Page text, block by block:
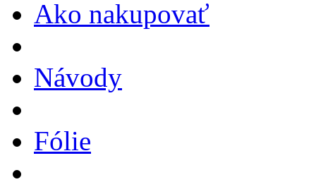
Ako nakupovať
Návody
Fólie